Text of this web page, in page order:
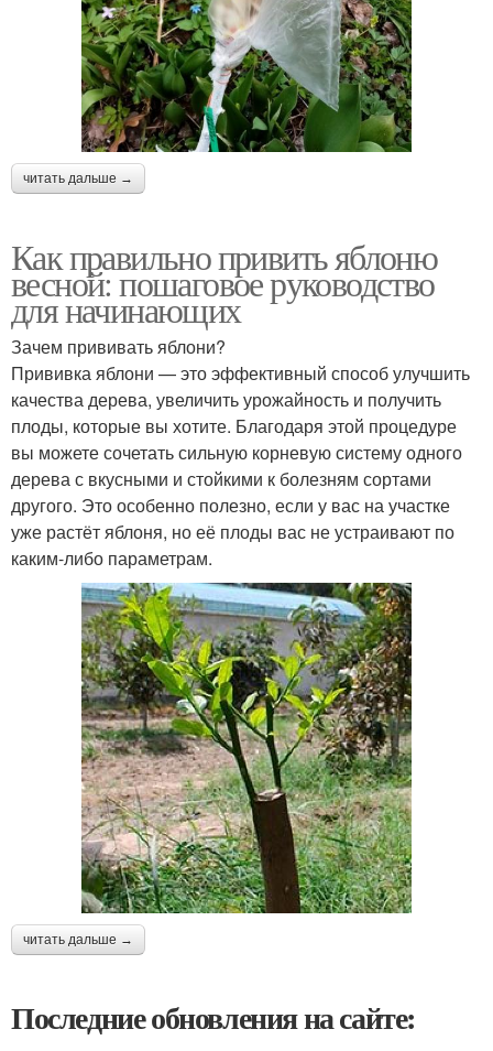
читать дальше →
Как правильно привить яблоню
весной: пошаговое руководство
для начинающих
Зачем прививать яблони?
Прививка яблони — это эффективный способ улучшить
качества дерева, увеличить урожайность и получить
плоды, которые вы хотите. Благодаря этой процедуре
вы можете сочетать сильную корневую систему одного
дерева с вкусными и стойкими к болезням сортами
другого. Это особенно полезно, если у вас на участке
уже растёт яблоня, но её плоды вас не устраивают по
каким-либо параметрам.
читать дальше →
Последние обновления на сайте: